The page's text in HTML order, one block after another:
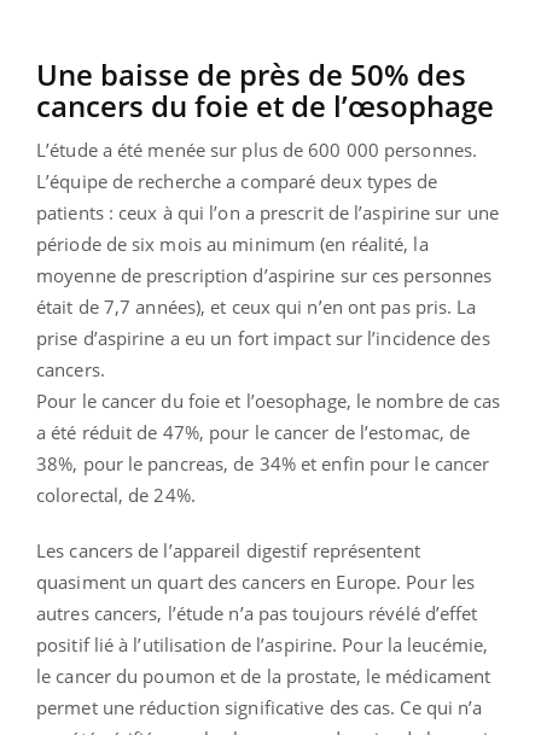
Une baisse de près de 50% des
cancers du foie et de l’œsophage
L’étude a été menée sur plus de 600 000 personnes.
L’équipe de recherche a comparé deux types de
patients : ceux à qui l’on a prescrit de l’aspirine sur une
période de six mois au minimum (en réalité, la
moyenne de prescription d’aspirine sur ces personnes
était de 7,7 années), et ceux qui n’en ont pas pris. La
prise d’aspirine a eu un fort impact sur l’incidence des
cancers.
Pour le cancer du foie et l’oesophage, le nombre de cas
a été réduit de 47%, pour le cancer de l’estomac, de
38%, pour le pancreas, de 34% et enfin pour le cancer
colorectal, de 24%.
Les cancers de l’appareil digestif représentent
quasiment un quart des cancers en Europe. Pour les
autres cancers, l’étude n’a pas toujours révélé d’effet
positif lié à l’utilisation de l’aspirine. Pour la leucémie,
le cancer du poumon et de la prostate, le médicament
permet une réduction significative des cas. Ce qui n’a